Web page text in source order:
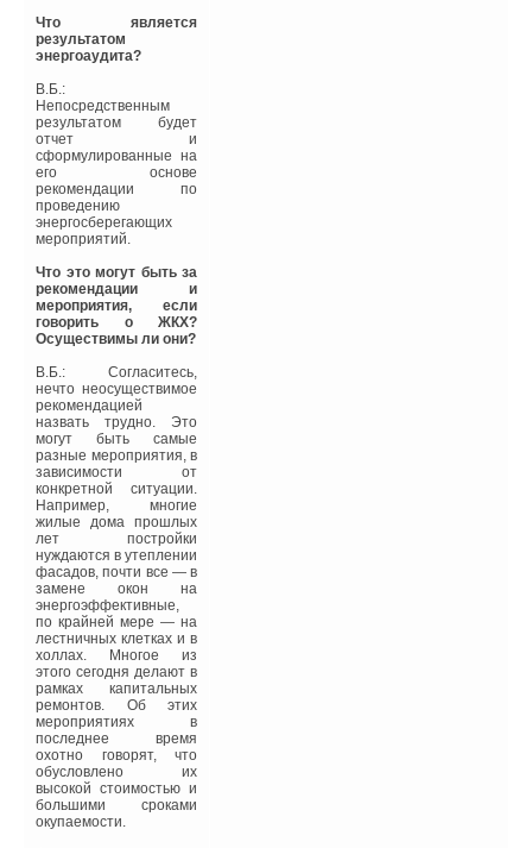
Что является
результатом
энергоаудита?
В.Б.:
Непосредственным
результатом будет
отчет и
сформулированные на
его основе
рекомендации по
проведению
энергосберегающих
мероприятий.
Что это могут быть за
рекомендации и
мероприятия, если
говорить о ЖКХ?
Осуществимы ли они?
В.Б.: Согласитесь,
нечто неосуществимое
рекомендацией
назвать трудно. Это
могут быть самые
разные мероприятия, в
зависимости от
конкретной ситуации.
Например, многие
жилые дома прошлых
лет постройки
нуждаются в утеплении
фасадов, почти все — в
замене окон на
энергоэффективные,
по крайней мере — на
лестничных клетках и в
холлах. Многое из
этого сегодня делают в
рамках капитальных
ремонтов. Об этих
мероприятиях в
последнее время
охотно говорят, что
обусловлено их
высокой стоимостью и
большими сроками
окупаемости.
остановиться на
вопросе потерь тепла
через ограждающие
очередь
воздухопроницаемости.
До сего времени
считалось, что
ограждающие
конструкции зданий
должны пропускать
влагу. Стремление
исключить теплопотери
привело к пересмотру
строительству
максимально
утепленных,
герметичных зданий.
приводятся доводы, что
в энергоэффективных
домах, это приведет к
появлению избыточной
влажности и связанных с
этим негативных
последствий. Однако,
при правильно
работающей приточно-
вытяжной вентиляции
проблемы конденсации
водяных паров внутри
помещений не
возникают, а
строительные
конструкции надежно
защищены от влаги. Тем
не менее, данный
вопрос требует
тщательного
дополнительного
рассмотрения
проектными и научно-
исследовательскими
организациями.
На данном этапе можно
отметить, что